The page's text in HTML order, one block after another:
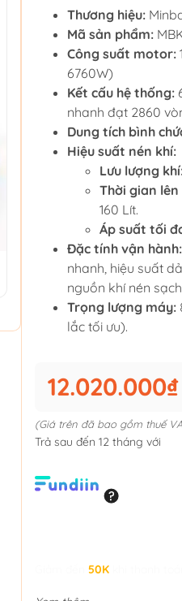
Thương hiệu:
Mã sản phẩm:
Công suất motor:
6760W)
Kết cấu hệ thống:
nhanh đạt 2860
Dung tích bình
Hiệu suất nén khí:
Lưu lượng
Thời gian lên
160 Lít.
Áp suất tối
Đặc tính vận hành:
nhanh, hiệu suất
nguồn khí nén
Trọng lượng máy:
lắc tối ưu).
12.020.000₫
(Giá trên đã bao gồm thuế
Trả sau đến 12 tháng với
50K